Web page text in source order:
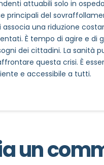
attuabili solo in
principali del
associa una riduzione
È tempo di agire e di
dei cittadini. La sanità
questa crisi. È
e accessibile a tutti.
un